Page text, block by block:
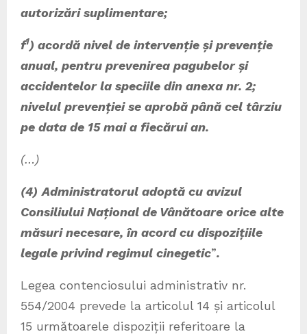
autorizări suplimentare;
f1) acordă nivel de intervenție și prevenție
anual, pentru prevenirea pagubelor și
accidentelor la speciile din anexa nr. 2;
nivelul prevenției se aprobă până cel târziu
pe data de 15 mai a fiecărui an.
(…)
(4) Administratorul adoptă cu avizul
Consiliului Național de Vânătoare orice alte
măsuri necesare, în acord cu dispozițiile
legale privind regimul cinegetic”.
Legea contenciosului administrativ nr.
554/2004 prevede la articolul 14 și articolul
15 următoarele dispoziții referitoare la